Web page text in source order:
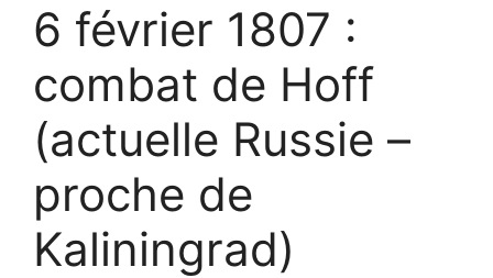
6 février 1807 :
combat de Hoff
(actuelle Russie –
proche de
Kaliningrad)